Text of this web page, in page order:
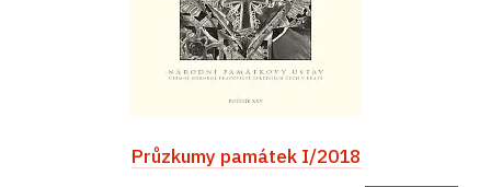
Průzkumy památek I/2018